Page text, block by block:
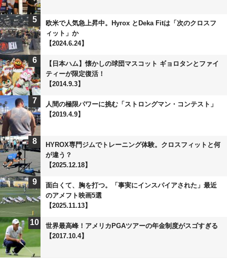
5
欧米で人気急上昇中。Hyrox とDeka Fitは「次のクロスフ
ィット」か
【2024.6.24】
6
【日本ハム】懐かしの球団マスコット ギョロタンとファイ
ティーが限定復活！
【2014.9.3】
7
人間の極限パワーに挑む「ストロングマン・コンテスト」
【2019.4.9】
8
HYROX専門ジムでトレーニング体験。クロスフィットと何
が違う？
【2025.12.18】
9
面白くて、胸を打つ。「事実にインスパイアされた」最近
のアメフト映画5選
【2025.11.13】
10
世界最高峰！アメリカPGAツアーの年金制度がスゴすぎる
【2017.10.4】